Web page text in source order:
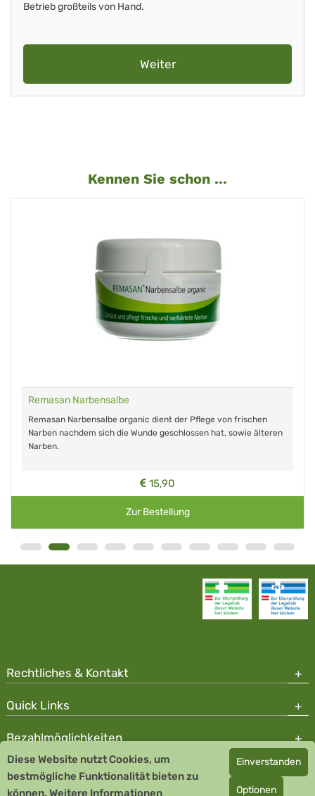
Betrieb großteils von Hand.
Weiter
Kennen Sie schon ...
Remasan Narbensalbe
Remasan Narbensalbe organic dient der Pflege von frischen
Narben nachdem sich die Wunde geschlossen hat, sowie älteren
Narben.
15,90
Zur Bestellung
Rechtliches & Kontakt
Quick Links
Bezahlmöglichkeiten
Copyright © 2026 Team Santé Salvator Apotheke - GDP zertifiziert
Remedia Homöopathie GmbH GMP zertifizierter Arzneihersteller
Diese Website nutzt Cookies, um
bestmögliche Funktionalität bieten zu
können. Weitere Informationen
Einverstanden
Optionen